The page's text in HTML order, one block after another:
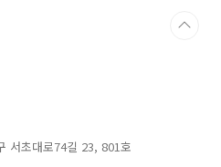
서초대로74길 23, 801호